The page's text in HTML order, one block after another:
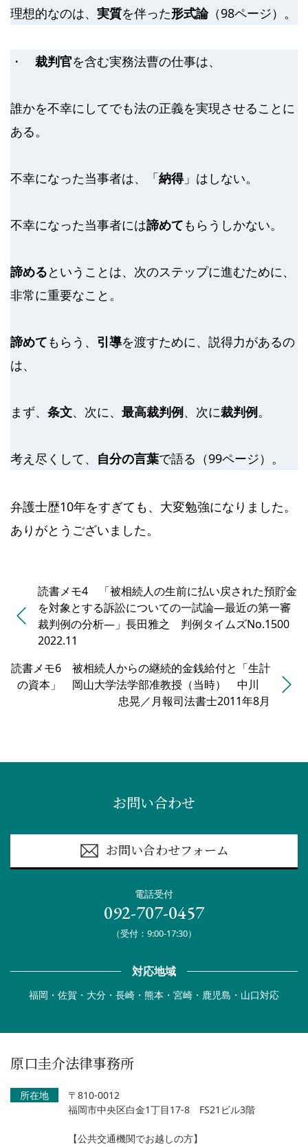
理想的なのは、 実質を伴った形式論（98ページ）。
・ 裁判官を含む実務法曹の仕事は、
誰かを不幸にしてでも法の正義を実現させることに
ある。
不幸になった当事者は、「納得」はしない。
不幸になった当事者には諦めてもらうしかない。
諦めるということは、次のステップに進むために、
非常に重要なこと。
諦めてもらう、 引導を渡すために、説得力があるの
は、
まず、 条文、次に、 最高裁判例、次に裁判例。
考え尽くして、 自分の言葉で語る（99ページ）。
弁護士歴10年をすぎても、大変勉強になりました。
ありがとうございました。
読書メモ4 「被相続人の生前に払い戻された預貯金
を対象とする訴訟についての一試論―最近の第一審
裁判例の分析―」長田雅之 判例タイムズNo.1500
2022.11
読書メモ6 被相続人からの継続的金銭給付と「生計
の資本」 岡山大学法学部准教授（当時） 中川
忠晃／月報司法書士2011年8月
お問い合わせ
お問い合わせフォーム
電話受付
092-707-0457
（受付：9:00-17:30）
対応地域
福岡・佐賀・大分・長崎・熊本・宮崎・鹿児島・山口対応
原口圭介法律事務所
所在地
〒810-0012
福岡市中央区白金1丁目17-8 FS21ビル3階
【公共交通機関でお越しの方】